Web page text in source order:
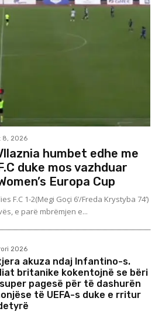
8, 2026
humbet edhe me
duke mos vazhduar
Europa Cup
F.C 1-2(Megi Goçi 6’/Freda Krystyba 74’)
e parë mbrëmjen e...
2026
akuza ndaj Infantino-s.
britanike kokentojnë se bëri
pagesë për të dashurën
të UEFA-s duke e rritur